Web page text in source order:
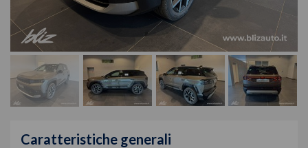
Caratteristiche generali